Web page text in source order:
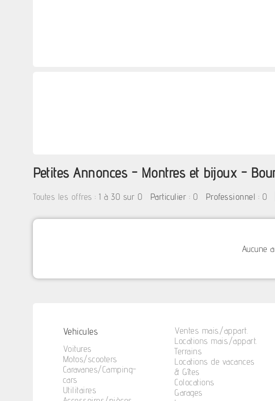
Petites Annonces - Montres et bijoux -
Toutes les offres :1 à 30 sur 0 Particulier : 0 Professionnel : 0
Aucune
Vehicules
Voitures
Motos/scooters
Caravanes/Camping-
cars
Utilitaires
Ventes mais./appart.
Locations mais./appart.
Terrains
Locations de vacances
& Gîtes
Colocations
Garages